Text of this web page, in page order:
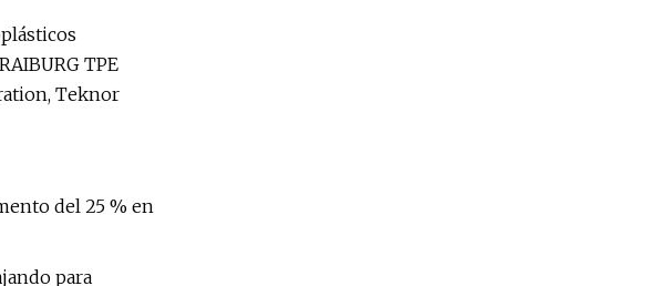
TPE
Teknor
del 25 % en
para